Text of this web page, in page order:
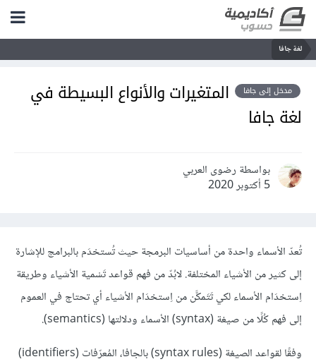
لغة جافا
مدخل إلى جافا
المتغيرات والأنواع البسيطة في
لغة جافا
بواسطة رضوى العربي
5 أكتوبر 2020
تُعدّ الأسماء واحدة من أساسيات البرمجة حيث تُستخدَم بالبرامج للإشارة
إلى كثير من الأشياء المختلفة. لابُدّ من فهم قواعد تَسْمية الأشياء وطريقة
اِستخدَام الأسماء لكي تَتَمكَّن من اِستخدَام الأشياء أي تحتاج في العموم
إلى فهم كُلًا من صيغة (syntax) الأسماء ودلالتها (semantics).
وفقًا لقواعد الصيغة (syntax rules) بالجافا، المُعرّفات (identifiers)